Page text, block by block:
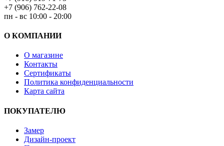
+7 (906) 762-22-08
пн - вс 10:00 - 20:00
О КОМПАНИИ
О магазине
Контакты
Сертификаты
Политика конфиденциальности
Карта сайта
ПОКУПАТЕЛЮ
Замер
Дизайн-проект